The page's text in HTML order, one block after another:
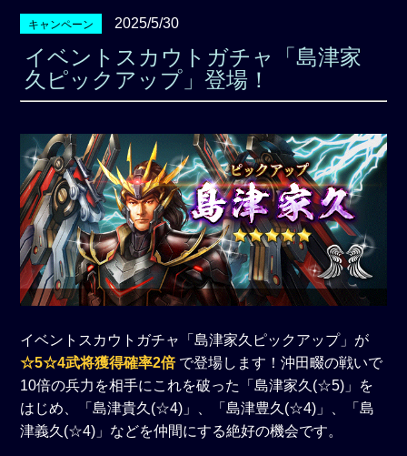
キャンペーン 2025/5/30
イベントスカウトガチャ「島津家
久ピックアップ」登場！
イベントスカウトガチャ「島津家久ピックアップ」が
☆5☆4武将獲得確率2倍 で登場します！沖田畷の戦いで
10倍の兵力を相手にこれを破った「島津家久(☆5)」を
はじめ、「島津貴久(☆4)」、「島津豊久(☆4)」、「島
津義久(☆4)」などを仲間にする絶好の機会です。